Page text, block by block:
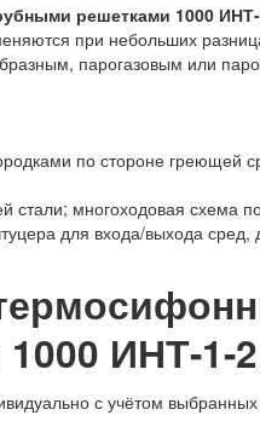
решетками 1000
при небольших
парогазовым или
по стороне греющей
многоходовая схема
для входа/выхода сред,
ИНТ-1-
с учётом